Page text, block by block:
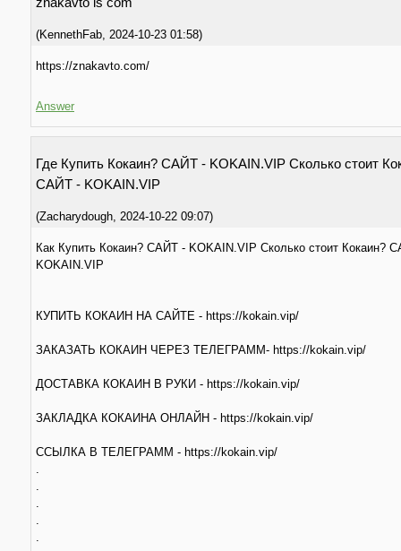
(KennethFab 2024-10-23 01:58)
https://znakavto.com/
Answer
Где Купить Кокаин? САЙТ - KOKAIN.VIP Сколько стоит
САЙТ - KOKAIN.VIP
(Zacharydough 2024-10-22 09:07)
Как Купить Кокаин? САЙТ - KOKAIN.VIP Сколько стоит Кокаин?
KOKAIN.VIP
КУПИТЬ КОКАИН НА САЙТЕ - https://kokain.vip/
ЗАКАЗАТЬ КОКАИН ЧЕРЕЗ ТЕЛЕГРАММ- https://kokain.vip/
ДОСТАВКА КОКАИН В РУКИ - https://kokain.vip/
ЗАКЛАДКА КОКАИНА ОНЛАЙН - https://kokain.vip/
ССЫЛКА В ТЕЛЕГРАММ - https://kokain.vip/